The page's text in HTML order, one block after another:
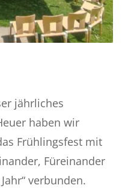
jährliches
haben wir
Frühlingsfest mit
Füreinander
verbunden.